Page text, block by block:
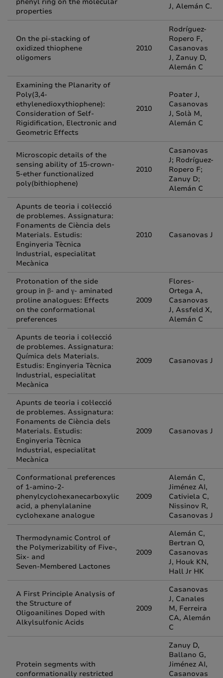
properties
J, Alemán C.
On the pi-stacking of
oxidized thiophene
oligomers
2010
Rodríguez-
Ropero F,
Casanovas
J, Zanuy D,
Alemán C
Examining the Planarity of
Poly(3,4-
ethylenedioxythiophene):
Consideration of Self-
Rigidification, Electronic and
Geometric Effects
2010
Poater J,
Casanovas
J, Solà M,
Alemán C
Microscopic details of the
sensing ability of 15-crown-
5-ether functionalized
poly(bithiophene)
2010
Casanovas
J; Rodríguez-
Ropero F;
Zanuy D;
Alemán C
Apunts de teoria i col·lecció
de problemes. Assignatura:
Fonaments de Ciència dels
Materials. Estudis:
Enginyeria Tècnica
Industrial, especialitat
Mecànica
2010 Casanovas J
Protonation of the side
group in β- and γ- aminated
proline analogues: Effects
on the conformational
preferences
2009
Flores-
Ortega A,
Casanovas
J, Assfeld X,
Alemán C
Apunts de teoria i col·lecció
de problemes. Assignatura:
Química dels Materials.
Estudis: Enginyeria Tècnica
Industrial, especialitat
Mecànica
2009 Casanovas J
Apunts de teoria i col·lecció
de problemes. Assignatura:
Fonaments de Ciència dels
Materials. Estudis:
Enginyeria Tècnica
Industrial, especialitat
Mecànica
2009 Casanovas J
Conformational preferences
of 1-amino-2-
phenylcyclohexanecarboxylic
acid, a phenylalanine
cyclohexane analogue
2009
Alemán C,
Jiménez AI,
Cativiela C,
Nissinov R,
Casanovas J
Thermodynamic Control of
the Polymerizability of Five-,
Six- and
Seven-Membered Lactones
2009
Alemán C,
Bertran O,
Casanovas
J, Houk KN,
Hall Jr HK
A First Principle Analysis of
the Structure of
Oligoanilines Doped with
Alkylsulfonic Acids
2009
Casanovas
J, Canales
M, Ferreira
CA, Alemán
C
Protein segments with
conformationally restricted
Zanuy D,
Ballano G,
Jiménez AI,
Casanovas